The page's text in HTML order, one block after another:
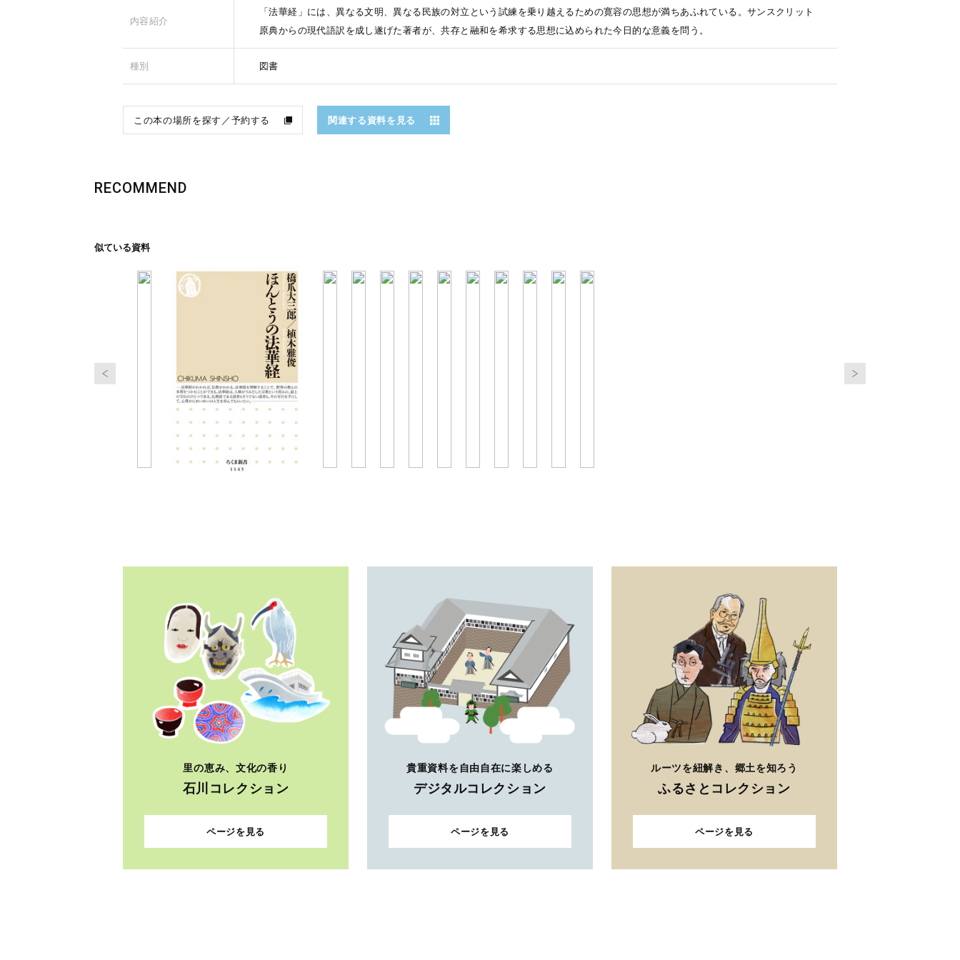
内容紹介
「法華経」には、異なる文明、異なる民族の対立という試練を乗り越えるための寛容の思想が満ちあふれている。サンスクリット
原典からの現代語訳を成し遂げた著者が、共存と融和を希求する思想に込められた今日的な意義を問う。
種別 図書
この本の場所を探す／予約する 関連する資料を見る
RECOMMEND
似ている資料
里の恵み、文化の香り
石川コレクション
ページを見る
貴重資料を自由自在に楽しめる
デジタルコレクション
ページを見る
ルーツを紐解き、郷土を知ろう
ふるさとコレクション
ページを見る